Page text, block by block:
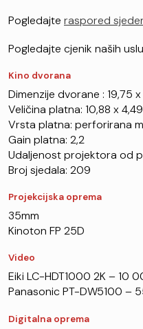
Pogledajte raspored
Pogledajte cjenik naših
Kino dvorana
Dimenzije dvorane : 19,75 x
Veličina platna: 10,88 x
Vrsta platna: perforirana
Gain platna: 2,2
Udaljenost projektora od
Broj sjedala: 209
Projekcijska oprema
35mm
Kinoton FP 25D
Video
Eiki LC-HDT1000 2K – 10
Panasonic PT-DW5100 –
Digitalna oprema